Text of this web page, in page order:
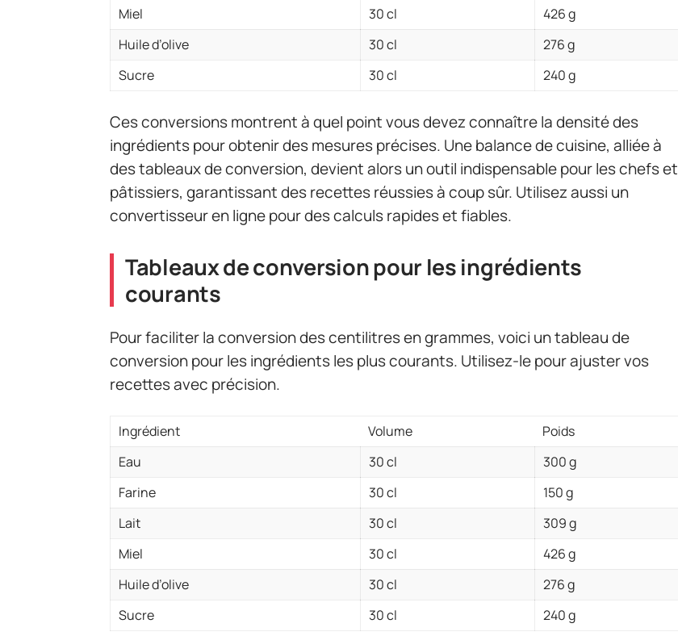
Miel
30 cl
426 g
Huile d’olive
30 cl
276 g
Sucre
30 cl 240 g
Ces conversions montrent à quel point vous devez connaître la densité des
ingrédients pour obtenir des mesures précises. Une balance de cuisine, alliée à
des tableaux de conversion, devient alors un outil indispensable pour les chefs et
pâtissiers, garantissant des recettes réussies à coup sûr. Utilisez aussi un
convertisseur en ligne pour des calculs rapides et fiables.
Tableaux de conversion pour les ingrédients
courants
Pour faciliter la conversion des centilitres en grammes, voici un tableau de
conversion pour les ingrédients les plus courants. Utilisez-le pour ajuster vos
recettes avec précision.
Ingrédient Volume
Poids
Eau
30 cl
300 g
Farine
30 cl
150 g
Lait
30 cl
309 g
Miel
30 cl
426 g
Huile d’olive
30 cl
276 g
Sucre
30 cl 240 g